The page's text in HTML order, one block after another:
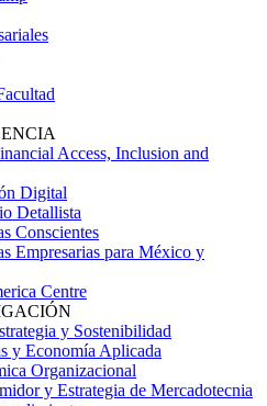
Access, Inclusion and
Digital
Detallista
Conscientes
Empresarias para México y
Centre
y Sostenibilidad
y Economía Aplicada
Organizacional
y Estrategia de Mercadotecnia